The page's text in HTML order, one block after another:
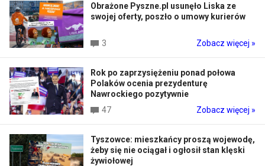
Obrażone Pyszne.pl usunęło Liska ze
swojej oferty, poszło o umowy kurierów
3 Zobacz więcej »
Rok po zaprzysiężeniu ponad połowa
Polaków ocenia prezydenturę
Nawrockiego pozytywnie
47
Zobacz więcej »
Tyszowce: mieszkańcy proszą wojewodę,
żeby się nie ociągał i ogłosił stan klęski
żywiołowej